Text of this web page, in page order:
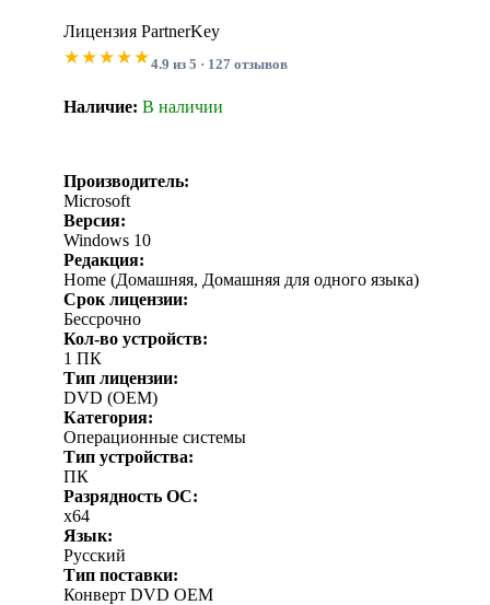
Лицензия PartnerKey
★★★★★4.9 из 5 · 127 отзывов
Наличие: В наличии
Производитель:
Microsoft
Версия:
Windows 10
Редакция:
Home (Домашняя, Домашняя для одного языка)
Срок лицензии:
Бессрочно
Кол-во устройств:
1 ПК
Тип лицензии:
DVD (OEM)
Категория:
Операционные системы
Тип устройства:
ПК
Разрядность ОС:
x64
Язык:
Русский
Тип поставки:
Конверт DVD OEM